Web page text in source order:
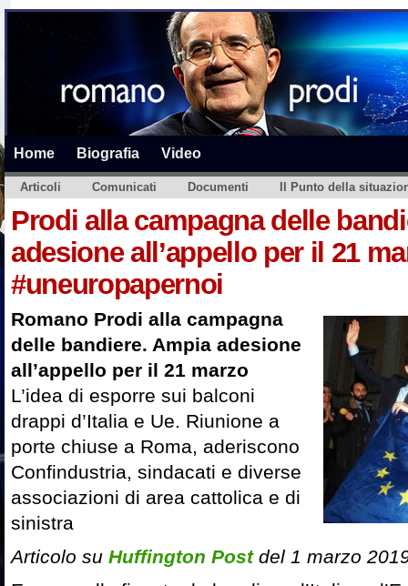
Home Biografia Video
Articoli Comunicati Documenti Il Punto della
Prodi alla campagna delle
adesione all’appello per il 21
#uneuropapernoi
Romano Prodi alla campagna
delle bandiere. Ampia adesione
all’appello per il 21 marzo
L’idea di esporre sui balconi
drappi d’Italia e Ue. Riunione a
porte chiuse a Roma, aderiscono
Confindustria, sindacati e diverse
associazioni di area cattolica e di
sinistra
Articolo su Huffington Postdel 1 marzo